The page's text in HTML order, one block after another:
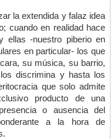
la extendida y falaz idea
cuando en realidad hace
ellas -nuestro piberio en
en particular- los que
su música, su barrio,
discrimina y hasta los
que solo admite
producto de una
o ausencia del
a la hora de